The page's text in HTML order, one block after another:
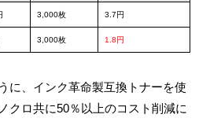
3,000枚 3.7円
3,000枚 1.8円
に、インク革命製互換トナーを使
クロ共に50％以上のコスト削減に